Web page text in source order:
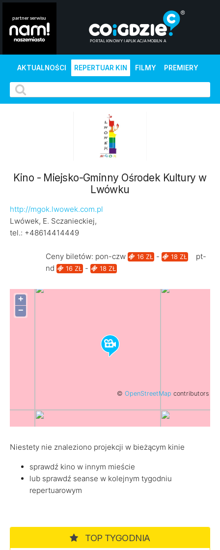
AKTUALNOŚCI REPERTUAR KIN FILMY PREMIERY
Kino - Miejsko-Gminny Ośrodek Kultury w
Lwówku
http://mgok.lwowek.com.pl
Lwówek, E. Sczanieckiej,
tel.: +48614414449
Ceny biletów: pon-czw 16 ZŁ - 18 ZŁ
pt-
nd
16 ZŁ - 18 ZŁ
+
−
© OpenStreetMap contributors
Niestety nie znaleziono projekcji w bieżącym kinie
sprawdź kino w innym mieście
lub sprawdź seanse w kolejnym tygodniu
repertuarowym
TOP TYGODNIA